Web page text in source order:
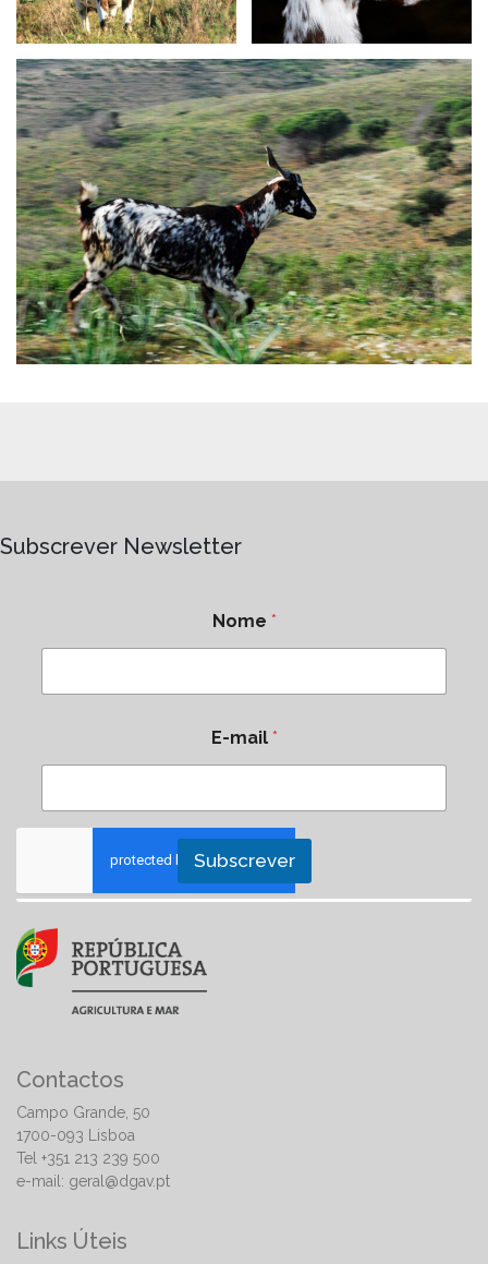
Subscrever Newsletter
Nome *
E-mail *
Subscrever
Contactos
Campo Grande, 50
1700-093 Lisboa
Tel +351 213 239 500
e-mail: geral@dgav.pt
Links Úteis